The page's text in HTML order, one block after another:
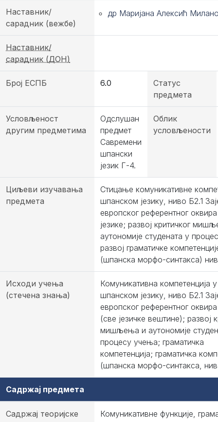
Наставник/
сарадник (вежбе)
др Маријана Алексић
Наставник/
сарадник (ДОН)
Број ЕСПБ 6.0
Статус
предмета
Условљеност
другим предметима
Одслушан
предмет
Савремени
шпански
језик Г-4.
Облик
условљености
Циљеви изучавања
предмета
Стицање комуникативне
шпанском језику, ниво Б2.1
европског референтног
језике; развој критичког
аутономије студената у
развој граматичке
(шпанска морфо-синтакса)
Исходи учења
(стечена знања)
Комуникативна компетенција у
шпанском језику, ниво Б2.1
европског референтног оквира
(све језичке вештине); развој
мишљења и аутономије
процесу учења; граматичка
компетенција; граматичка
(шпанска морфо-синтакса,
Садржај предмета
Садржај теоријске
Комуникативне функције,